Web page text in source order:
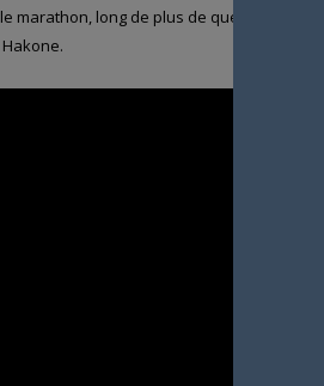
marathon, long de plus de quelque 217